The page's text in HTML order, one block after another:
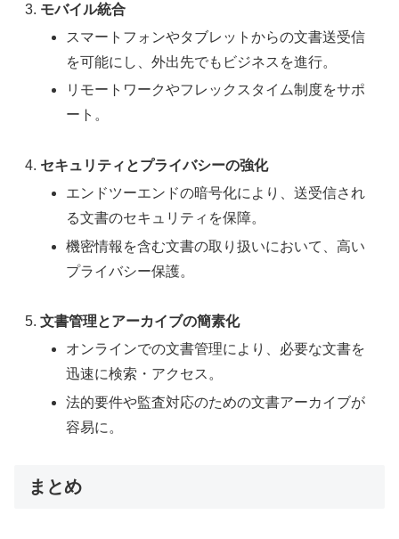
モバイル統合
スマートフォンやタブレットからの文書送受信
を可能にし、外出先でもビジネスを進行。
リモートワークやフレックスタイム制度をサポ
ート。
セキュリティとプライバシーの強化
エンドツーエンドの暗号化により、送受信され
る文書のセキュリティを保障。
機密情報を含む文書の取り扱いにおいて、高い
プライバシー保護。
文書管理とアーカイブの簡素化
オンラインでの文書管理により、必要な文書を
迅速に検索・アクセス。
法的要件や監査対応のための文書アーカイブが
容易に。
まとめ